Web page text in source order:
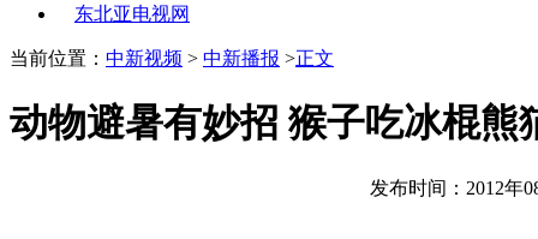
东北亚电视网
当前位置： 中新视频 > 中新播报 >正文
动物避暑有妙招 猴子吃冰棍熊
发布时间：2012年